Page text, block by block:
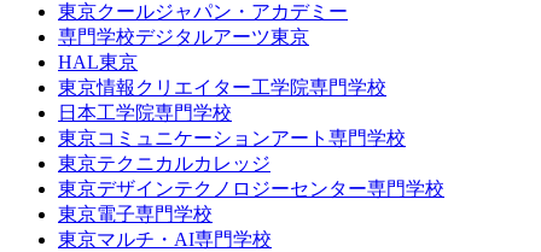
東京クールジャパン・アカデミー
専門学校デジタルアーツ東京
HAL東京
東京情報クリエイター工学院専門学校
日本工学院専門学校
東京コミュニケーションアート専門学校
東京テクニカルカレッジ
東京デザインテクノロジーセンター専門学校
東京電子専門学校
東京マルチ・AI専門学校